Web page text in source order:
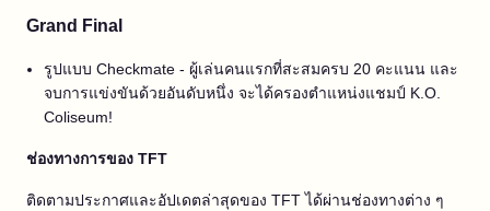
Grand Final
รูปแบบ Checkmate - ผู้เล่นคนแรกที่สะสมครบ 20 คะแนน และ
จบการแข่งขันด้วยอันดับหนึ่ง จะได้ครองตำแหน่งแชมป์ K.O.
Coliseum!
ช่องทางการของ TFT
ติดตามประกาศและอัปเดตล่าสุดของ TFT ได้ผ่านช่องทางต่าง ๆ